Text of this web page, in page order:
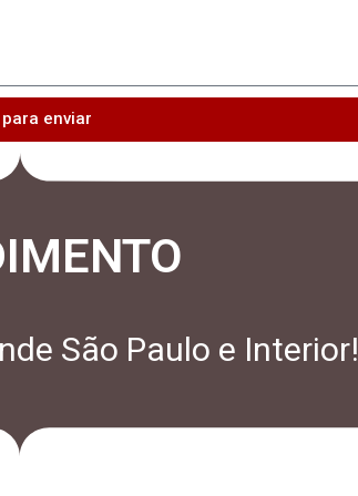
enviar
São Paulo e Interior!